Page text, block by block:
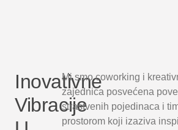
Inovativne
Vibracije
Mi smo coworking i
zajednica posvećena
strastvenih pojedinaca i
prostorom koji izaziva